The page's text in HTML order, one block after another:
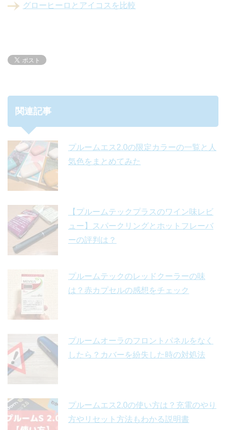
グローヒーロとアイコスを比較
関連記事
プルームエス2.0の限定カラーの一覧と人
気色をまとめてみた
【プルームテックプラスのワイン味レビ
ュー】スパークリングとホットフレーバ
ーの評判は？
プルームテックのレッドクーラーの味
は？赤カプセルの感想をチェック
プルームオーラのフロントパネルをなく
したら？カバーを紛失した時の対処法
プルームエス2.0の使い方は？充電のやり
方やリセット方法もわかる説明書